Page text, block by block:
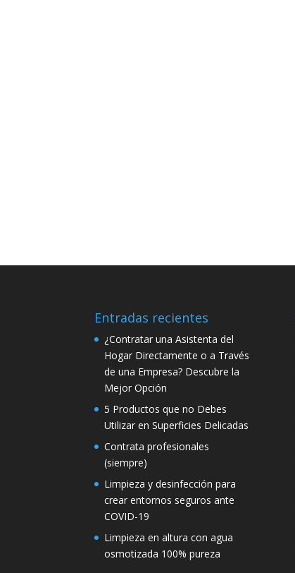
Entradas recientes
¿Contratar una Asistenta del
Hogar Directamente o a Través
de una Empresa? Descubre la
Mejor Opción
5 Productos que no Debes
Utilizar en Superficies Delicadas
Contrata profesionales
(siempre)
Limpieza y desinfección para
crear entornos seguros ante
COVID-19
Limpieza en altura con agua
osmotizada 100% pureza